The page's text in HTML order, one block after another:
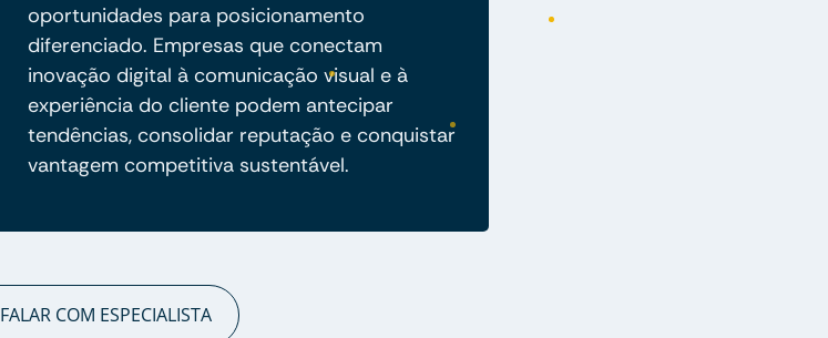
oportunidades para posicionamento
diferenciado. Empresas que conectam
inovação digital à comunicação visual e à
experiência do cliente podem antecipar
tendências, consolidar reputação e conquistar
vantagem competitiva sustentável.
FALAR COM ESPECIALISTA